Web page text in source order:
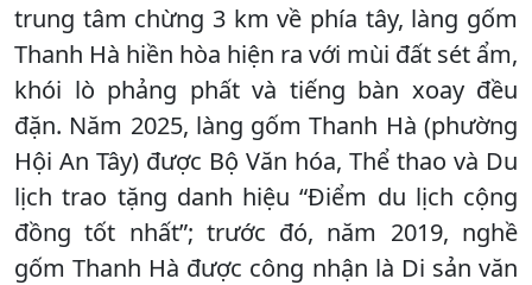
trung tâm chừng 3 km về phía tây, làng gốm
Thanh Hà hiền hòa hiện ra với mùi đất sét ẩm,
khói lò phảng phất và tiếng bàn xoay đều
đặn. Năm 2025, làng gốm Thanh Hà (phường
Hội An Tây) được Bộ Văn hóa, Thể thao và Du
lịch trao tặng danh hiệu “Điểm du lịch cộng
đồng tốt nhất”; trước đó, năm 2019, nghề
gốm Thanh Hà được công nhận là Di sản văn